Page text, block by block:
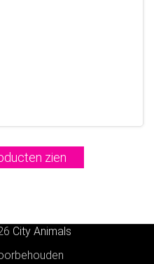
zien
City Animals